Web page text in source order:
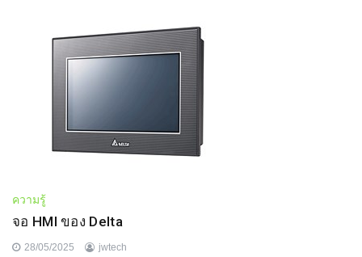
ความรู้
จอ HMI ของ Delta
28/05/2025 jwtech